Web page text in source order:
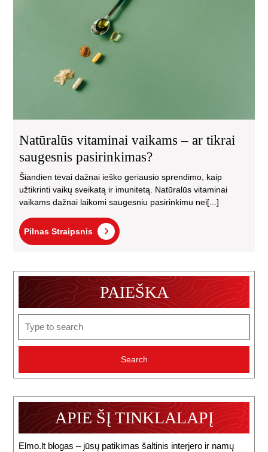
Natūralūs vitaminai vaikams – ar tikrai
saugesnis pasirinkimas?
Šiandien tėvai dažnai ieško geriausio sprendimo, kaip
užtikrinti vaikų sveikatą ir imunitetą. Natūralūs vitaminai
vaikams dažnai laikomi saugesniu pasirinkimu nei[...]
Pilnas Straipsnis
Pilnas
Straipsnis
PAIEŠKA
for:
APIE ŠĮ TINKLALAPĮ
Elmo.lt blogas – jūsų patikimas šaltinis interjero ir namų